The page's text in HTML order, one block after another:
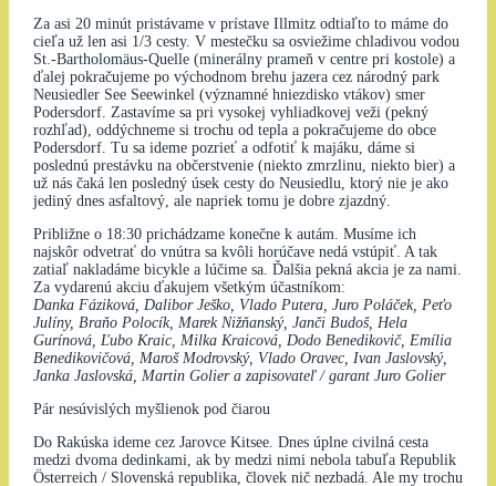
Za asi 20 minút pristávame v prístave Illmitz odtiaľto to máme do
cieľa už len asi 1/3 cesty. V mestečku sa osviežime chladivou vodou
St.-Bartholomäus-Quelle (minerálny prameň v centre pri kostole) a
ďalej pokračujeme po východnom brehu jazera cez národný park
Neusiedler See Seewinkel (významné hniezdisko vtákov) smer
Podersdorf. Zastavíme sa pri vysokej vyhliadkovej veži (pekný
rozhľad), oddýchneme si trochu od tepla a pokračujeme do obce
Podersdorf. Tu sa ideme pozrieť a odfotiť k majáku, dáme si
poslednú prestávku na občerstvenie (niekto zmrzlinu, niekto bier) a
už nás čaká len posledný úsek cesty do Neusiedlu, ktorý nie je ako
jediný dnes asfaltový, ale napriek tomu je dobre zjazdný.
Približne o 18:30 prichádzame konečne k autám. Musíme ich
najskôr odvetrať do vnútra sa kvôli horúčave nedá vstúpiť. A tak
zatiaľ nakladáme bicykle a lúčime sa. Ďalšia pekná akcia je za nami.
Za vydarenú akciu ďakujem všetkým účastníkom:
Danka Fáziková, Dalibor Ješko, Vlado Putera, Juro Poláček, Peťo
Julíny, Braňo Polocík, Marek Nižňanský, Janči Budoš, Hela
Gurínová, Ľubo Kraic, Milka Kraicová, Dodo Benedikovič, Emília
Benedikovičová, Maroš Modrovský, Vlado Oravec, Ivan Jaslovský,
Janka Jaslovská, Martin Golier a zapisovateľ / garant Juro Golier
Pár nesúvislých myšlienok pod čiarou
Do Rakúska ideme cez Jarovce Kitsee. Dnes úplne civilná cesta
medzi dvoma dedinkami, ak by medzi nimi nebola tabuľa Republik
Österreich / Slovenská republika, človek nič nezbadá. Ale my trochu